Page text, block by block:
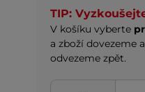
TIP:
V košíku vyberte
a zboží dovezeme
odvezeme zpět.